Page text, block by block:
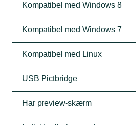
Kompatibel med Windows 8
Kompatibel med Windows 7
Kompatibel med Linux
USB Pictbridge
Har preview-skærm